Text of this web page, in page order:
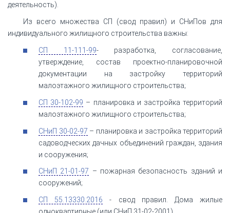
деятельность).
Из всего множества СП (свод правил) и СНиПов для
индивидуального жилищного строительства важны:
СП 11-111-99- разработка, согласование,
утверждение, состав проектно-планировочной
документации на застройку территорий
малоэтажного жилищного строительства;
СП 30-102-99 – планировка и застройка территорий
малоэтажного жилищного строительства;
СНиП 30-02-97 – планировка и застройка территорий
садоводческих дачных объединений граждан, здания
и сооружения;
СНиП 21-01-97 – пожарная безопасность зданий и
сооружений;
СП 55.13330.2016 - свод правил. Дома жилые